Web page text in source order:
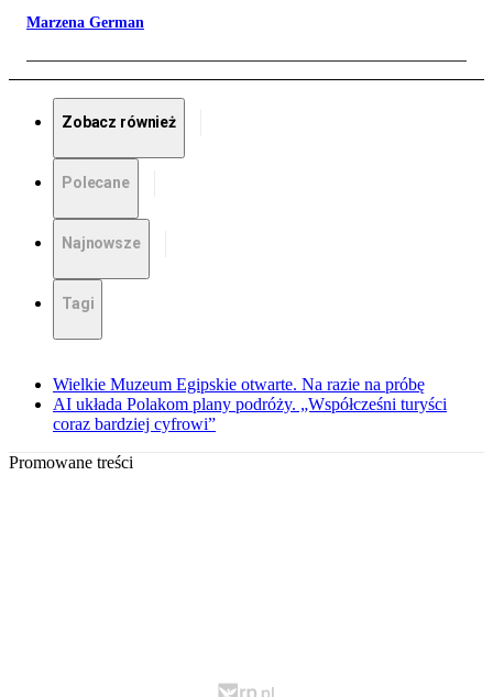
Marzena German
Zobacz również
Polecane
Najnowsze
Tagi
Wielkie Muzeum Egipskie otwarte. Na razie na próbę
AI układa Polakom plany podróży. „Współcześni turyści
coraz bardziej cyfrowi”
Promowane treści